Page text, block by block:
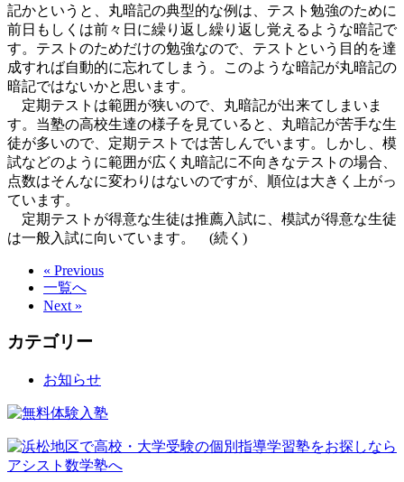
記かというと、丸暗記の典型的な例は、テスト勉強のために
前日もしくは前々日に繰り返し繰り返し覚えるような暗記で
す。テストのためだけの勉強なので、テストという目的を達
成すれば自動的に忘れてしまう。このような暗記が丸暗記の
暗記ではないかと思います。
定期テストは範囲が狭いので、丸暗記が出来てしまいま
す。当塾の高校生達の様子を見ていると、丸暗記が苦手な生
徒が多いので、定期テストでは苦しんでいます。しかし、模
試などのように範囲が広く丸暗記に不向きなテストの場合、
点数はそんなに変わりはないのですが、順位は大きく上がっ
ています。
定期テストが得意な生徒は推薦入試に、模試が得意な生徒
は一般入試に向いています。 (続く)
« Previous
一覧へ
Next »
カテゴリー
お知らせ